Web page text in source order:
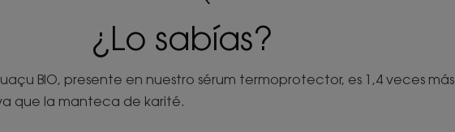
¿Lo sabías?
BIO, presente en nuestro sérum termoprotector, es 1,4 veces más
que la manteca de karité.